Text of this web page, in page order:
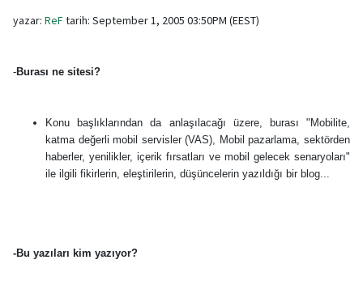
yazar: ReFtarih: September 1, 2005 03:50PM (EEST)
-Burası ne sitesi?
Konu başlıklarından da anlaşılacağı üzere, burası "Mobilite,
katma değerli mobil servisler (VAS), Mobil pazarlama, sektörden
haberler, yenilikler, içerik fırsatları ve mobil gelecek senaryoları"
ile ilgili fikirlerin, eleştirilerin, düşüncelerin yazıldığı bir blog...
-Bu yazıları kim yazıyor?